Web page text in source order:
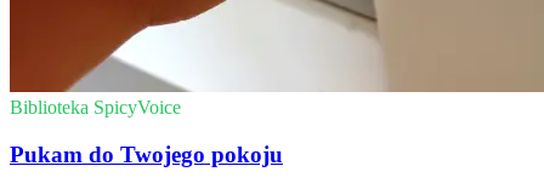
Biblioteka SpicyVoice
Pukam do Twojego pokoju